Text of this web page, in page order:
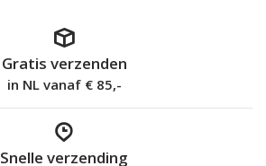
Gratis verzenden
in NL vanaf € 85,-
Snelle verzending